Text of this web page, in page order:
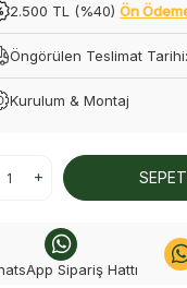
2.500 TL (%40)Ön
Öngörülen Teslimat
Kurulum & Montaj
Sipariş Hattı